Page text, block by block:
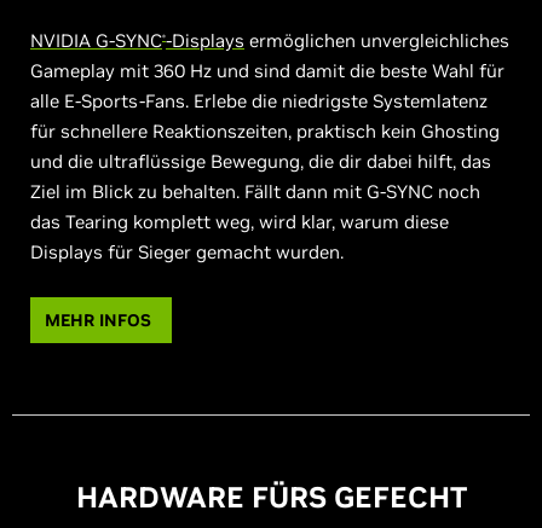
NVIDIA G-SYNC®-Displays ermöglichen unvergleichliches
Gameplay mit 360 Hz und sind damit die beste Wahl für
alle E-Sports-Fans. Erlebe die niedrigste Systemlatenz
für schnellere Reaktionszeiten, praktisch kein Ghosting
und die ultraflüssige Bewegung, die dir dabei hilft, das
Ziel im Blick zu behalten. Fällt dann mit G-SYNC noch
das Tearing komplett weg, wird klar, warum diese
Displays für Sieger gemacht wurden.
MEHR INFOS
HARDWARE FÜRS GEFECHT